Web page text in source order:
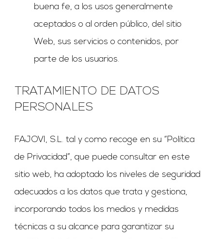
buena fe, a los usos generalmente
aceptados o al orden público, del sitio
Web, sus servicios o contenidos, por
parte de los usuarios.
TRATAMIENTO DE DATOS
PERSONALES
FAJOVI, S.L. tal y como recoge en su “Política
de Privacidad”, que puede consultar en este
sitio web, ha adoptado los niveles de seguridad
adecuados a los datos que trata y gestiona,
incorporando todos los medios y medidas
técnicas a su alcance para garantizar su